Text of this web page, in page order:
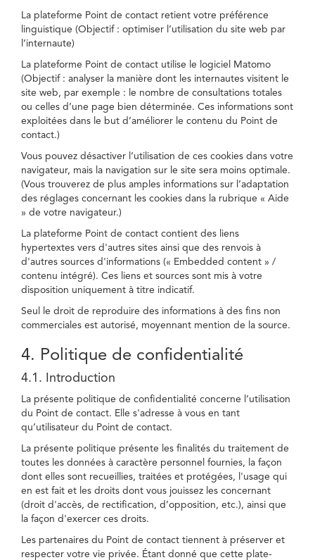
La plateforme Point de contact retient votre préférence
linguistique (Objectif : optimiser l’utilisation du site web par
l’internaute)
La plateforme Point de contact utilise le logiciel Matomo
(Objectif : analyser la manière dont les internautes visitent le
site web, par exemple : le nombre de consultations totales
ou celles d’une page bien déterminée. Ces informations sont
exploitées dans le but d’améliorer le contenu du Point de
contact.)
Vous pouvez désactiver l’utilisation de ces cookies dans votre
navigateur, mais la navigation sur le site sera moins optimale.
(Vous trouverez de plus amples informations sur l’adaptation
des réglages concernant les cookies dans la rubrique « Aide
» de votre navigateur.)
La plateforme Point de contact contient des liens
hypertextes vers d'autres sites ainsi que des renvois à
d'autres sources d'informations (« Embedded content » /
contenu intégré). Ces liens et sources sont mis à votre
disposition uniquement à titre indicatif.
Seul le droit de reproduire des informations à des fins non
commerciales est autorisé, moyennant mention de la source.
4. Politique de confidentialité
4.1. Introduction
La présente politique de confidentialité concerne l’utilisation
du Point de contact. Elle s'adresse à vous en tant
qu’utilisateur du Point de contact.
La présente politique présente les finalités du traitement de
toutes les données à caractère personnel fournies, la façon
dont elles sont recueillies, traitées et protégées, l'usage qui
en est fait et les droits dont vous jouissez les concernant
(droit d'accès, de rectification, d’opposition, etc.), ainsi que
la façon d'exercer ces droits.
Les partenaires du Point de contact tiennent à préserver et
respecter votre vie privée. Étant donné que cette plate-